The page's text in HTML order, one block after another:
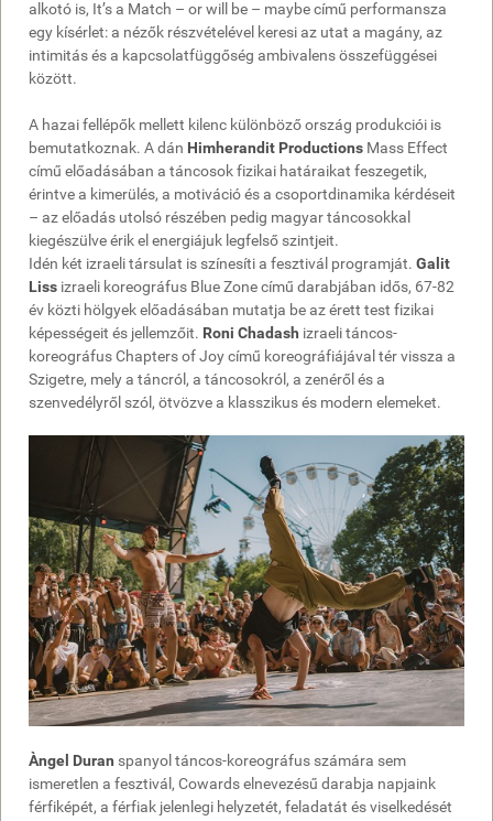
alkotó is, It’s a Match – or will be – maybe című performansza
egy kísérlet: a nézők részvételével keresi az utat a magány, az
intimitás és a kapcsolatfüggőség ambivalens összefüggései
között.
A hazai fellépők mellett kilenc különböző ország produkciói is
bemutatkoznak. A dán Himherandit Productions Mass Effect
című előadásában a táncosok fizikai határaikat feszegetik,
érintve a kimerülés, a motiváció és a csoportdinamika kérdéseit
– az előadás utolsó részében pedig magyar táncosokkal
kiegészülve érik el energiájuk legfelső szintjeit.
Idén két izraeli társulat is színesíti a fesztivál programját. Galit
Liss izraeli koreográfus Blue Zone című darabjában idős, 67-82
év közti hölgyek előadásában mutatja be az érett test fizikai
képességeit és jellemzőit. Roni Chadash izraeli táncos-
koreográfus Chapters of Joy című koreográfiájával tér vissza a
Szigetre, mely a táncról, a táncosokról, a zenéről és a
szenvedélyről szól, ötvözve a klasszikus és modern elemeket.
Àngel Duran spanyol táncos-koreográfus számára sem
ismeretlen a fesztivál, Cowards elnevezésű darabja napjaink
férfiképét, a férfiak jelenlegi helyzetét, feladatát és viselkedését